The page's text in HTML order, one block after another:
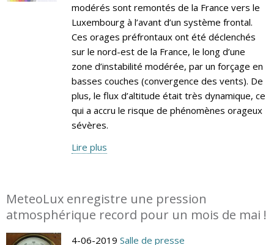
modérés sont remontés de la France vers le
Luxembourg à l’avant d’un système frontal.
Ces orages préfrontaux ont été déclenchés
sur le nord-est de la France, le long d’une
zone d’instabilité modérée, par un forçage en
basses couches (convergence des vents). De
plus, le flux d’altitude était très dynamique, ce
qui a accru le risque de phénomènes orageux
sévères.
Lire plus
MeteoLux enregistre une pression
atmosphérique record pour un mois de mai !
4-06-2019 Salle de presse